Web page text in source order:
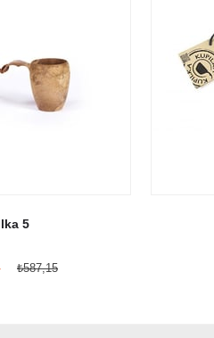
5
₺587,15